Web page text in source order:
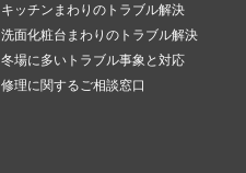
キッチンまわりのトラブル解決
洗面化粧台まわりのトラブル解決
冬場に多いトラブル事象と対応
修理に関するご相談窓口